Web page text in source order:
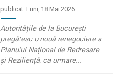
publicat: Luni, 18 Mai 2026
Autoritățile de la București
pregătesc o nouă renegociere a
Planului Național de Redresare
și Reziliență, ca urmare...